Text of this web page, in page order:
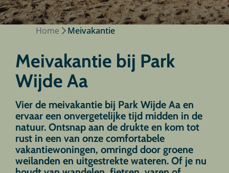
Home Meivakantie
Meivakantie bij Park
Wijde Aa
Vier de meivakantie bij Park Wijde Aa en
ervaar een onvergetelijke tijd midden in de
natuur. Ontsnap aan de drukte en kom tot
rust in een van onze comfortabele
vakantiewoningen, omringd door groene
weilanden en uitgestrekte wateren. Of je nu